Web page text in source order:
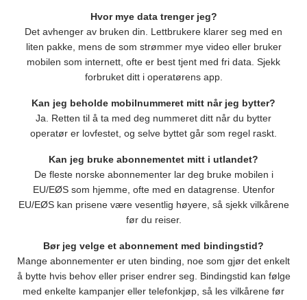
Hvor mye data trenger jeg?
Det avhenger av bruken din. Lettbrukere klarer seg med en
liten pakke, mens de som strømmer mye video eller bruker
mobilen som internett, ofte er best tjent med fri data. Sjekk
forbruket ditt i operatørens app.
Kan jeg beholde mobilnummeret mitt når jeg bytter?
Ja. Retten til å ta med deg nummeret ditt når du bytter
operatør er lovfestet, og selve byttet går som regel raskt.
Kan jeg bruke abonnementet mitt i utlandet?
De fleste norske abonnementer lar deg bruke mobilen i
EU/EØS som hjemme, ofte med en datagrense. Utenfor
EU/EØS kan prisene være vesentlig høyere, så sjekk vilkårene
før du reiser.
Bør jeg velge et abonnement med bindingstid?
Mange abonnementer er uten binding, noe som gjør det enkelt
å bytte hvis behov eller priser endrer seg. Bindingstid kan følge
med enkelte kampanjer eller telefonkjøp, så les vilkårene før